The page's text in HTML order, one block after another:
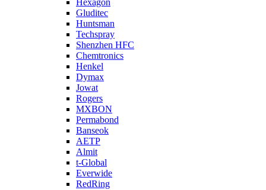
Hexagon
Gluditec
Huntsman
Techspray
Shenzhen HFC
Chemtronics
Henkel
Dymax
Jowat
Rogers
MXBON
Permabond
Banseok
AETP
Almit
t-Global
Everwide
RedRing